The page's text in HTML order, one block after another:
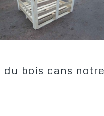
du bois dans notre